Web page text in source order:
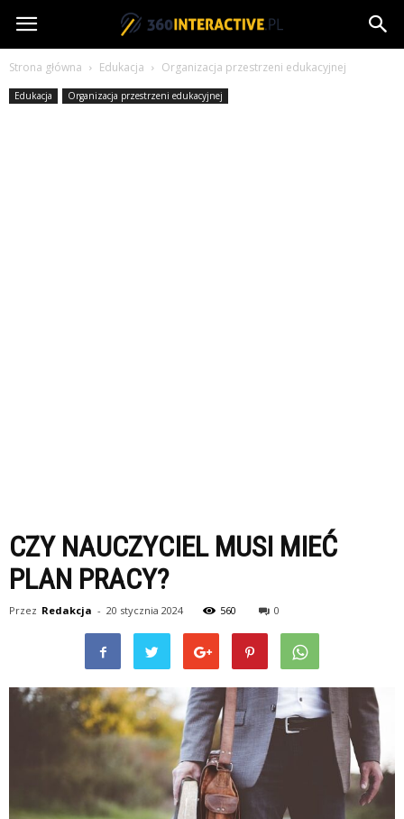
360interactive.pl
Strona główna Edukacja Organizacja przestrzeni edukacyjnej
Edukacja Organizacja przestrzeni edukacyjnej
CZY NAUCZYCIEL MUSI MIEĆ
PLAN PRACY?
Przez Redakcja - 20 stycznia 2024 560 0